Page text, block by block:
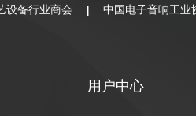
设备行业商会 中国电子音响工业
用户中心